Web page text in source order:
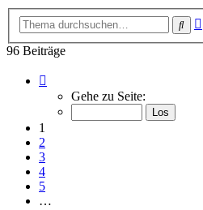
96 Beiträge
von
Gehe zu Seite:
1
2
3
4
5
…